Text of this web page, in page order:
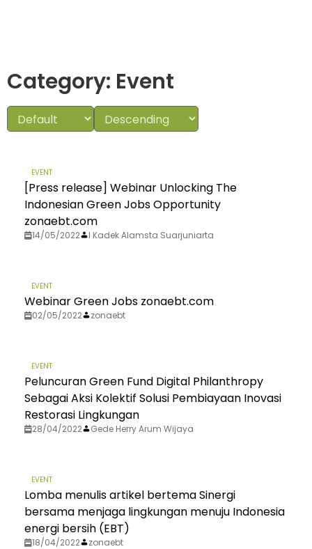
Category: Event
EVENT
[Press release] Webinar Unlocking The
Indonesian Green Jobs Opportunity
zonaebt.com
14/05/2022 I Kadek Alamsta Suarjuniarta
EVENT
Webinar Green Jobs zonaebt.com
02/05/2022 zonaebt
EVENT
Peluncuran Green Fund Digital Philanthropy
Sebagai Aksi Kolektif Solusi Pembiayaan Inovasi
Restorasi Lingkungan
28/04/2022 Gede Herry Arum Wijaya
EVENT
Lomba menulis artikel bertema Sinergi
bersama menjaga lingkungan menuju Indonesia
energi bersih (EBT)
18/04/2022 zonaebt